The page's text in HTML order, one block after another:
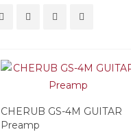
CHERUB GS-4M GUITAR
Preamp